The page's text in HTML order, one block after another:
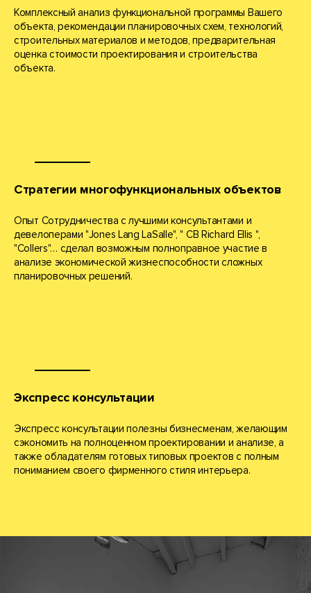
Комплексный анализ функциональной программы Вашего
объекта, рекомендации планировочных схем, технологий,
строительных материалов и методов, предварительная
оценка стоимости проектирования и строительства
объекта.
Стратегии многофункциональных объектов
Опыт Сотрудничества с лучшими консультантами и
девелоперами "Jones Lang LaSalle", " CB Richard Ellis ",
"Collers"… сделал возможным полноправное участие в
анализе экономической жизнеспособности сложных
планировочных решений.
Экспресс консультации
Экспресс консультации полезны бизнесменам, желающим
сэкономить на полноценном проектировании и анализе, а
также обладателям готовых типовых проектов с полным
пониманием своего фирменного стиля интерьера.